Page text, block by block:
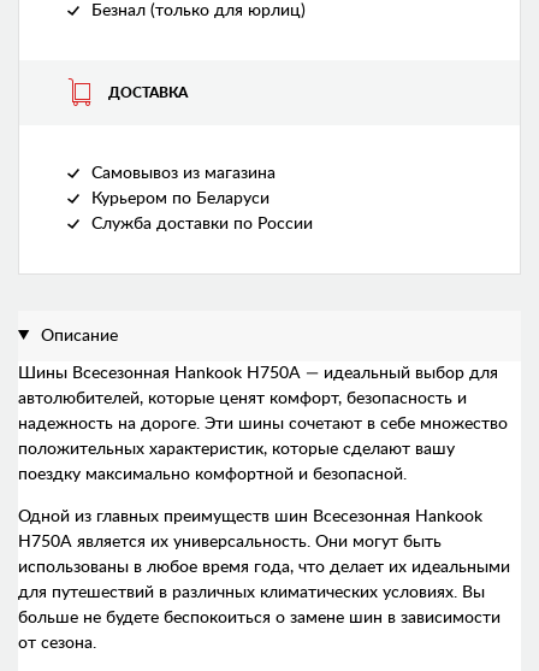
Безнал (только для юрлиц)
ДОСТАВКА
Самовывоз из магазина
Курьером по Беларуси
Служба доставки по России
Описание
Шины Всесезонная Hankook H750A — идеальный выбор для
автолюбителей, которые ценят комфорт, безопасность и
надежность на дороге. Эти шины сочетают в себе множество
положительных характеристик, которые сделают вашу
поездку максимально комфортной и безопасной.
Одной из главных преимуществ шин Всесезонная Hankook
H750A является их универсальность. Они могут быть
использованы в любое время года, что делает их идеальными
для путешествий в различных климатических условиях. Вы
больше не будете беспокоиться о замене шин в зависимости
от сезона.